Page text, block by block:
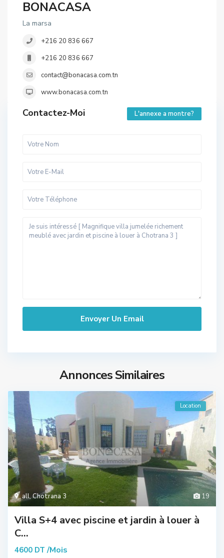
BONACASA
La marsa
+216 20 836 667
+216 20 836 667
contact@bonacasa.com.tn
www.bonacasa.com.tn
Contactez-Moi L'annexe a montre?
Annonces Similaires
19
all,Chotrana 3
Location
Villa S+4 avec piscine et jardin à louer à
C...
4600 DT /Mois